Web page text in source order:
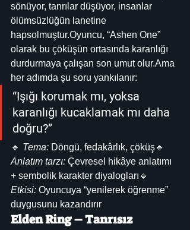
sönüyor, tanrılar düşüyor, insanlar
ölümsüzlüğün lanetine
hapsolmuştur.Oyuncu, “Ashen One”
olarak bu çöküşün ortasında karanlığı
durdurmaya çalışan son umut olur.Ama
her adımda şu soru yankılanır:
“Işığı korumak mı, yoksa
karanlığı kucaklamak mı daha
doğru?”
🔹 Tema: Döngü, fedakârlık, çöküş🔹
Anlatım tarzı: Çevresel hikâye anlatımı
+ sembolik karakter diyalogları🔹
Etkisi: Oyuncuya “yenilerek öğrenme”
duygusunu kazandırır
Elden Ring – Tanrısız